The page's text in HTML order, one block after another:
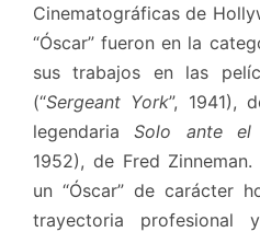
Cinematográficas de
“Óscar” fueron en la
sus trabajos en las
(“Sergeant York”, 1941),
legendariaSolo ante el
1952), de Fred
un “Óscar” de carácter
trayectoria